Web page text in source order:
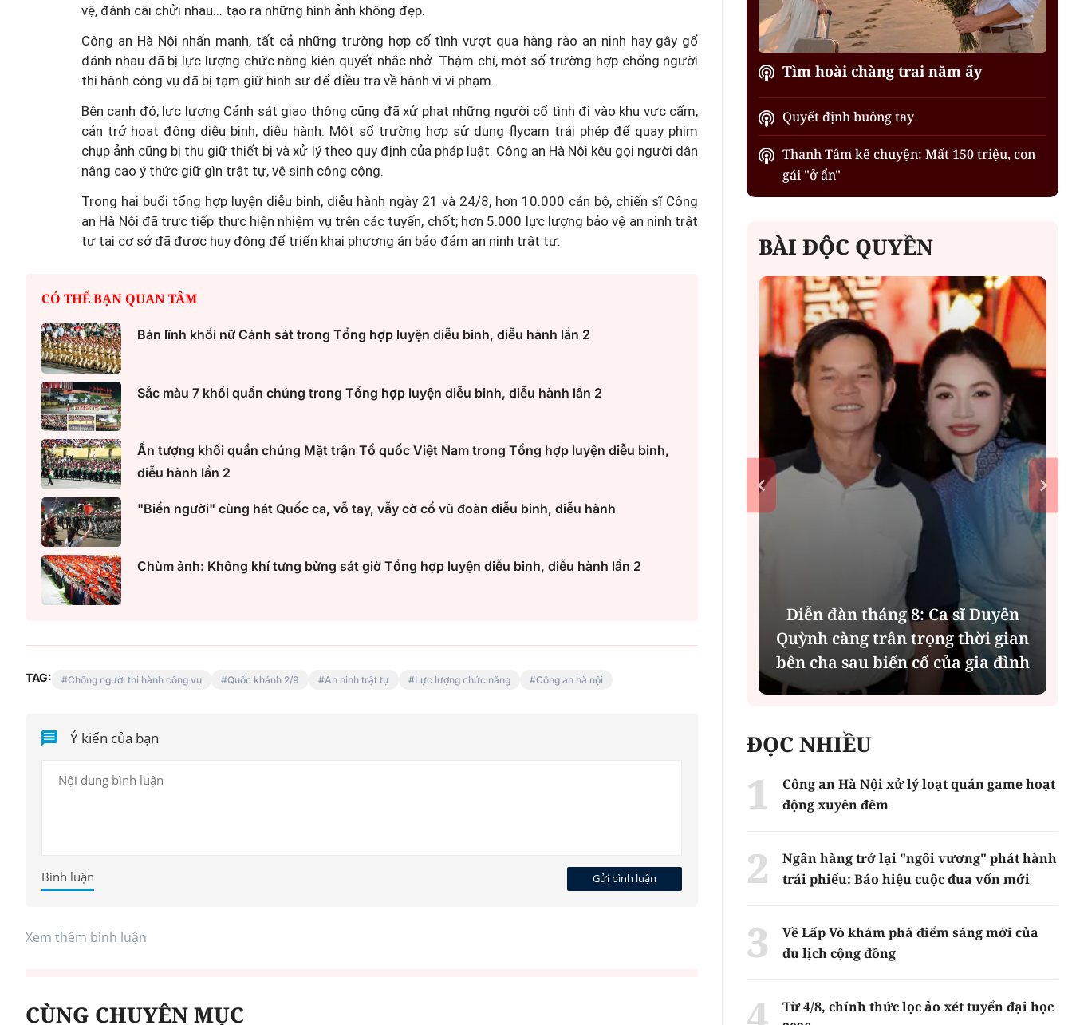
vệ, đánh cãi chửi nhau... tạo ra những hình ảnh không đẹp.
Công an Hà Nội nhấn mạnh, tất cả những trường hợp cố tình vượt qua hàng rào an ninh hay gây gổ
đánh nhau đã bị lực lượng chức năng kiên quyết nhắc nhở. Thậm chí, một số trường hợp chống người
thi hành công vụ đã bị tạm giữ hình sự để điều tra về hành vi vi phạm.
Bên cạnh đó, lực lượng Cảnh sát giao thông cũng đã xử phạt những người cố tình đi vào khu vực cấm,
cản trở hoạt động diễu binh, diễu hành. Một số trường hợp sử dụng flycam trái phép để quay phim
chụp ảnh cũng bị thu giữ thiết bị và xử lý theo quy định của pháp luật. Công an Hà Nội kêu gọi người dân
nâng cao ý thức giữ gìn trật tự, vệ sinh công cộng.
Trong hai buổi tổng hợp luyện diễu binh, diễu hành ngày 21 và 24/8, hơn 10.000 cán bộ, chiến sĩ Công
an Hà Nội đã trực tiếp thực hiện nhiệm vụ trên các tuyến, chốt; hơn 5.000 lực lượng bảo vệ an ninh trật
tự tại cơ sở đã được huy động để triển khai phương án bảo đảm an ninh trật tự.
CÓ THỂ BẠN QUAN TÂM
Bản lĩnh khối nữ Cảnh sát trong Tổng hợp luyện diễu binh, diễu hành lần 2
Sắc màu 7 khối quần chúng trong Tổng hợp luyện diễu binh, diễu hành lần 2
Ấn tượng khối quần chúng Mặt trận Tổ quốc Việt Nam trong Tổng hợp luyện diễu binh,
diễu hành lần 2
"Biển người" cùng hát Quốc ca, vỗ tay, vẫy cờ cổ vũ đoàn diễu binh, diễu hành
Chùm ảnh: Không khí tưng bừng sát giờ Tổng hợp luyện diễu binh, diễu hành lần 2
TAG: Chống người thi hành công vụ Quốc khánh 2/9 An ninh trật tự Lực lượng chức năng Công an hà nội
Ý kiến của bạn
Gửi bình luận
Bình luận
Xem thêm bình luận
CÙNG CHUYÊN MỤC
Tìm hoài chàng trai năm ấy
Quyết định buông tay
Thanh Tâm kể chuyện: Mất 150 triệu, con
gái "ở ẩn"
BÀI ĐỘC QUYỀN
Diễn đàn tháng 8: Ca sĩ Duyên
Quỳnh càng trân trọng thời gian
bên cha sau biến cố của gia đình
ĐỌC NHIỀU
Công an Hà Nội xử lý loạt quán game hoạt
động xuyên đêm
Ngân hàng trở lại "ngôi vương" phát hành
trái phiếu: Báo hiệu cuộc đua vốn mới
Về Lấp Vò khám phá điểm sáng mới của
du lịch cộng đồng
Từ 4/8, chính thức lọc ảo xét tuyển đại học